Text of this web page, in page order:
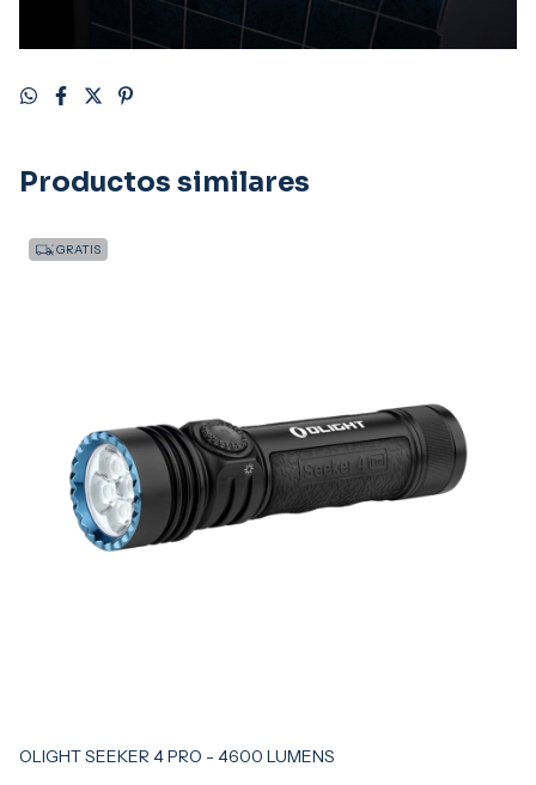
Productos similares
GRATIS
OLIGHT SEEKER 4 PRO - 4600 LUMENS